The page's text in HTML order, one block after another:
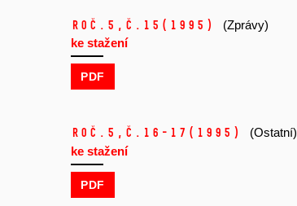
Roč.5, č.15 (1995)
(Zprávy)
ke stažení
PDF
Roč.5, č.16-17 (1995)
(Ostatní)
ke stažení
PDF